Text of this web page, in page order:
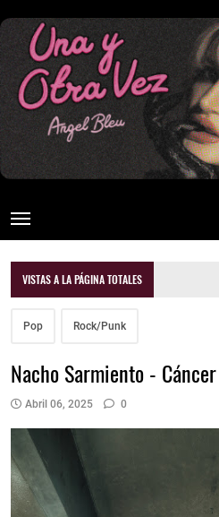
VISTAS A LA PÁGINA TOTALES
Pop Rock/Punk
Nacho Sarmiento - Cáncer
Abril 06, 2025 0